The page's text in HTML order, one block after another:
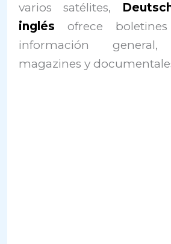
varios satélites,
inglés ofrece
información
magazines y